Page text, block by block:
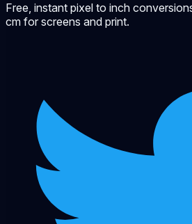
Free, instant pixel to inch
cm for screens and print.